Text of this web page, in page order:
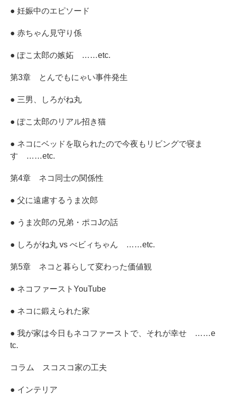
● 妊娠中のエピソード
● 赤ちゃん見守り係
● ぽこ太郎の嫉妬 ……etc.
第3章 とんでもにゃい事件発生
● 三男、しろがね丸
● ぽこ太郎のリアル招き猫
● ネコにベッドを取られたので今夜もリビングで寝ま
す ……etc.
第4章 ネコ同士の関係性
● 父に遠慮するうま次郎
● うま次郎の兄弟・ポコJの話
● しろがね丸 vs べビィちゃん ……etc.
第5章 ネコと暮らして変わった価値観
● ネコファーストYouTube
● ネコに鍛えられた家
● 我が家は今日もネコファーストで、それが幸せ ……e
tc.
コラム スコスコ家の工夫
● インテリア